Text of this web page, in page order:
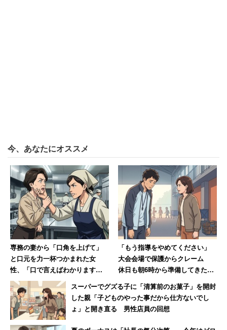
※アンケート概要
2020年10月26日～
■回答数
1803 ※2021年7月26日時点
（記事では、2021年7月15日から7月18日に寄せられた投
稿を紹介）
■アンケート対象
キャリコネメルマガ会員（63万人）やキャリコネニュース
読者、キャリコネニュースSNSフォロワー
■実施方法
アンケート集計ツール「クエスタント」を使用
回答ページhttps://questant.jp/q/6FE3D7NZ
今、あなたにオススメ
専務の妻から「口角を上げて」
と口元を力一杯つかまれた女
性、「口で言えばわかります
よ！」と顎をつかみ返し反撃 →
即行退職
「もう指導をやめてください」
大会会場で保護からクレーム
休日も朝6時から準備してきた部
活動の指導者が思うこと
スーパーでグズる子に「清算前のお菓子」を開封
した親「子どものやった事だから仕方ないでし
ょ」と開き直る 男性店員の回想